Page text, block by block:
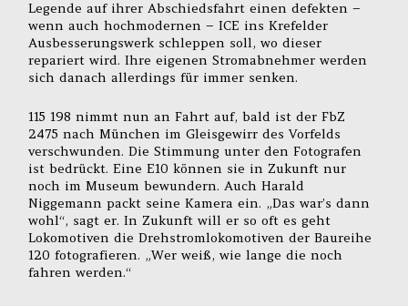
Legende auf ihrer Abschiedsfahrt einen defekten –
wenn auch hochmodernen – ICE ins Krefelder
Ausbesserungswerk schleppen soll, wo dieser
repariert wird. Ihre eigenen Stromabnehmer werden
sich danach allerdings für immer senken.
115 198 nimmt nun an Fahrt auf, bald ist der FbZ
2475 nach München im Gleisgewirr des Vorfelds
verschwunden. Die Stimmung unter den Fotografen
ist bedrückt. Eine E10 können sie in Zukunft nur
noch im Museum bewundern. Auch Harald
Niggemann packt seine Kamera ein. „Das war’s dann
wohl“, sagt er. In Zukunft will er so oft es geht
Lokomotiven die Drehstromlokomotiven der Baureihe
120 fotografieren. „Wer weiß, wie lange die noch
fahren werden.“